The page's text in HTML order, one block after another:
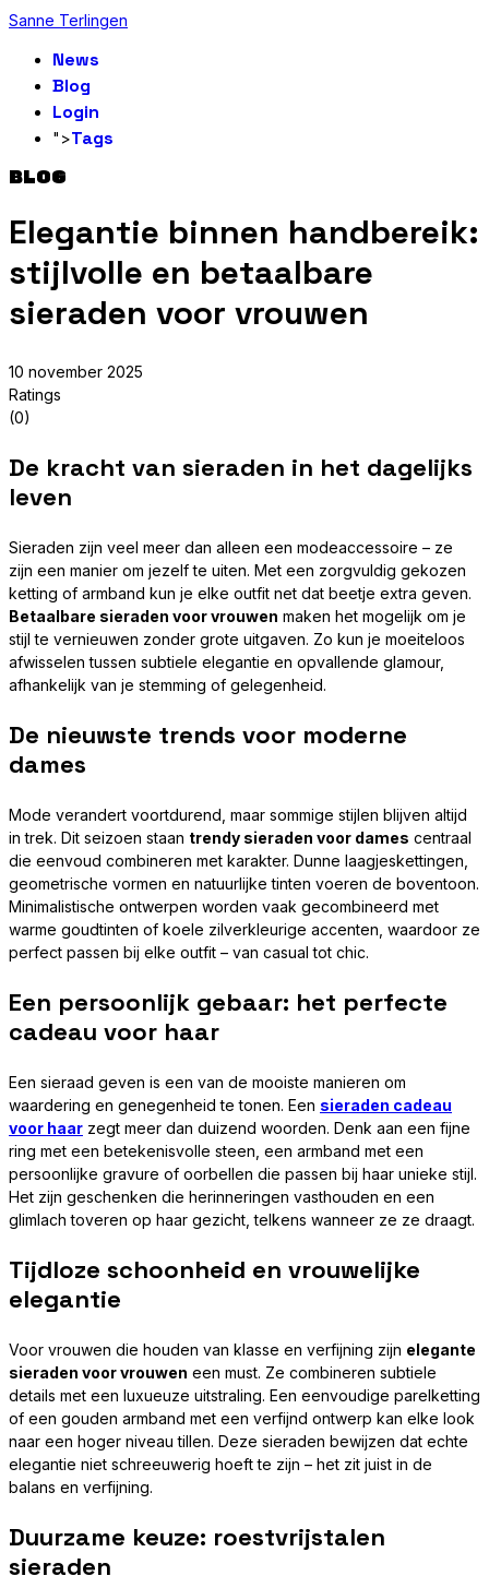
Sanne Terlingen
News
Blog
Login
">Tags
BLOG
Elegantie binnen handbereik:
stijlvolle en betaalbare
sieraden voor vrouwen
10 november 2025
Ratings
(0)
De kracht van sieraden in het dagelijks
leven
Sieraden zijn veel meer dan alleen een modeaccessoire – ze
zijn een manier om jezelf te uiten. Met een zorgvuldig gekozen
ketting of armband kun je elke outfit net dat beetje extra geven.
Betaalbare sieraden voor vrouwen maken het mogelijk om je
stijl te vernieuwen zonder grote uitgaven. Zo kun je moeiteloos
afwisselen tussen subtiele elegantie en opvallende glamour,
afhankelijk van je stemming of gelegenheid.
De nieuwste trends voor moderne
dames
Mode verandert voortdurend, maar sommige stijlen blijven altijd
in trek. Dit seizoen staan trendy sieraden voor dames centraal
die eenvoud combineren met karakter. Dunne laagjeskettingen,
geometrische vormen en natuurlijke tinten voeren de boventoon.
Minimalistische ontwerpen worden vaak gecombineerd met
warme goudtinten of koele zilverkleurige accenten, waardoor ze
perfect passen bij elke outfit – van casual tot chic.
Een persoonlijk gebaar: het perfecte
cadeau voor haar
Een sieraad geven is een van de mooiste manieren om
waardering en genegenheid te tonen. Een sieraden cadeau
voor haar zegt meer dan duizend woorden. Denk aan een fijne
ring met een betekenisvolle steen, een armband met een
persoonlijke gravure of oorbellen die passen bij haar unieke stijl.
Het zijn geschenken die herinneringen vasthouden en een
glimlach toveren op haar gezicht, telkens wanneer ze ze draagt.
Tijdloze schoonheid en vrouwelijke
elegantie
Voor vrouwen die houden van klasse en verfijning zijn elegante
sieraden voor vrouwen een must. Ze combineren subtiele
details met een luxueuze uitstraling. Een eenvoudige parelketting
of een gouden armband met een verfijnd ontwerp kan elke look
naar een hoger niveau tillen. Deze sieraden bewijzen dat echte
elegantie niet schreeuwerig hoeft te zijn – het zit juist in de
balans en verfijning.
Duurzame keuze: roestvrijstalen
sieraden